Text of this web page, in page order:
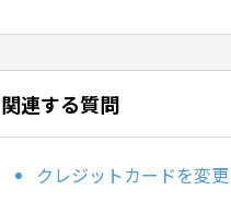
関連する質問
クレジットカードを変